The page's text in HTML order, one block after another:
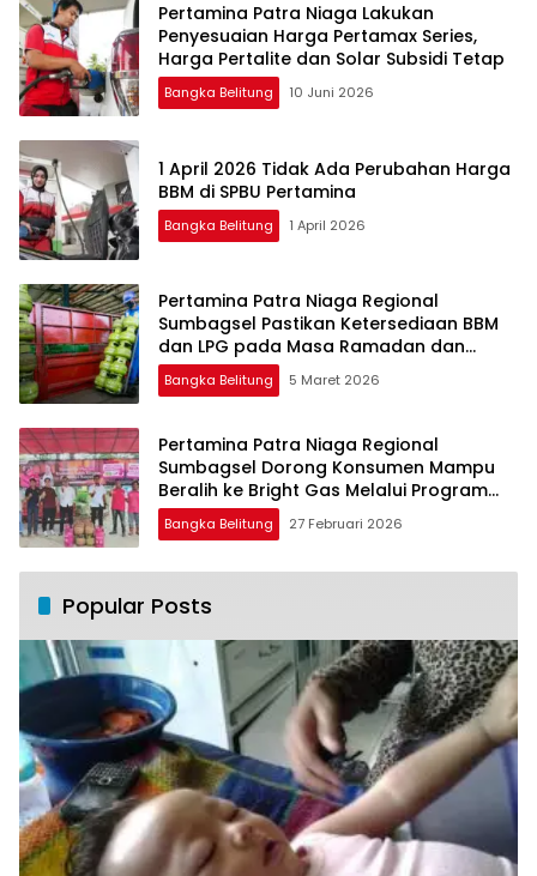
Pertamina Patra Niaga Lakukan
Penyesuaian Harga Pertamax Series,
Harga Pertalite dan Solar Subsidi Tetap
Bangka Belitung 10 Juni 2026
1 April 2026 Tidak Ada Perubahan Harga
BBM di SPBU Pertamina
Bangka Belitung 1 April 2026
Pertamina Patra Niaga Regional
Sumbagsel Pastikan Ketersediaan BBM
dan LPG pada Masa Ramadan dan
Menjelang Idulfitri
Bangka Belitung 5 Maret 2026
Pertamina Patra Niaga Regional
Sumbagsel Dorong Konsumen Mampu
Beralih ke Bright Gas Melalui Program
Trade In di Belitung Timur
Bangka Belitung 27 Februari 2026
Popular Posts